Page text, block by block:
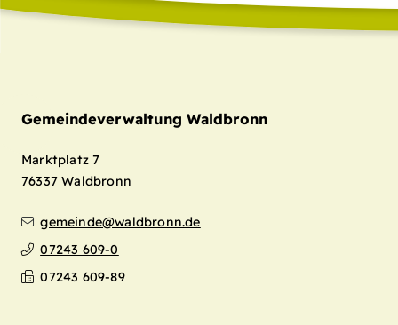
Gemeindeverwaltung Waldbronn
Marktplatz 7
76337 Waldbronn
gemeinde@waldbronn.de
07243 609-0
07243 609-89